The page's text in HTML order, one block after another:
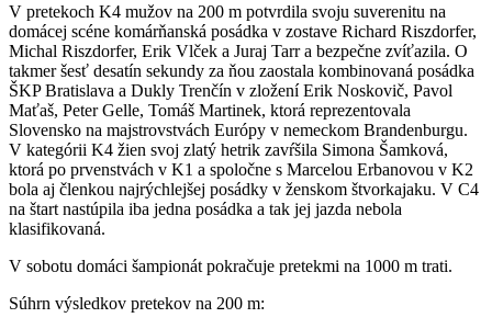
V pretekoch K4 mužov na 200 m potvrdila svoju suverenitu na
domácej scéne komárňanská posádka v zostave Richard Riszdorfer,
Michal Riszdorfer, Erik Vlček a Juraj Tarr a bezpečne zvíťazila. O
takmer šesť desatín sekundy za ňou zaostala kombinovaná posádka
ŠKP Bratislava a Dukly Trenčín v zložení Erik Noskovič, Pavol
Maťaš, Peter Gelle, Tomáš Martinek, ktorá reprezentovala
Slovensko na majstrovstvách Európy v nemeckom Brandenburgu.
V kategórii K4 žien svoj zlatý hetrik zavŕšila Simona Šamková,
ktorá po prvenstvách v K1 a spoločne s Marcelou Erbanovou v K2
bola aj členkou najrýchlejšej posádky v ženskom štvorkajaku. V C4
na štart nastúpila iba jedna posádka a tak jej jazda nebola
klasifikovaná.
V sobotu domáci šampionát pokračuje pretekmi na 1000 m trati.
Súhrn výsledkov pretekov na 200 m: